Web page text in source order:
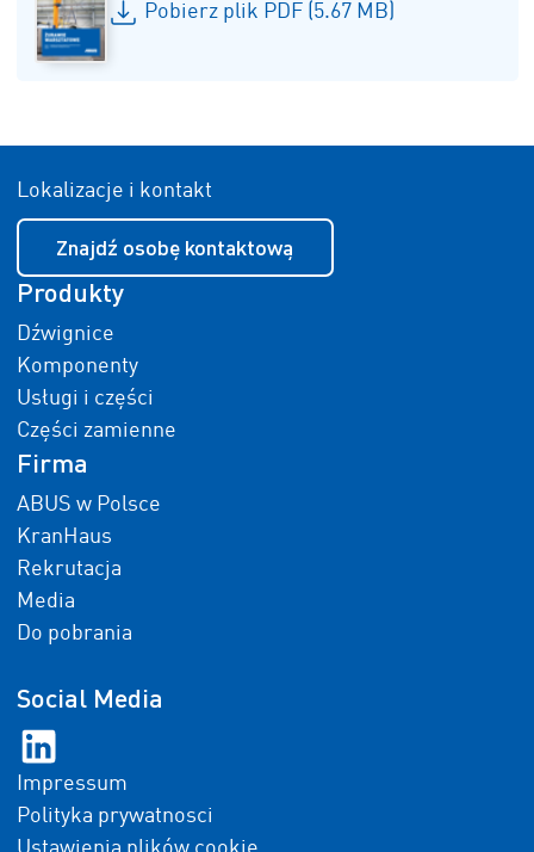
Pobierz plik PDF (5.67 MB)
Lokalizacje i kontakt
Znajdź osobę kontaktową
Produkty
Dźwignice
Komponenty
Usługi i części
Części zamienne
Firma
ABUS w Polsce
KranHaus
Rekrutacja
Media
Do pobrania
Social Media
Impressum
Polityka prywatnosci